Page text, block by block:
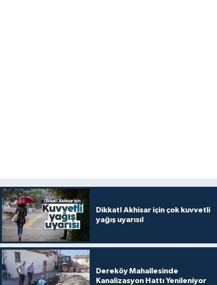
Dikkat! Akhisar için çok kuvvetli
yağış uyarısı!
Dereköy Mahallesinde
Kanalizasyon Hattı Yenileniyor